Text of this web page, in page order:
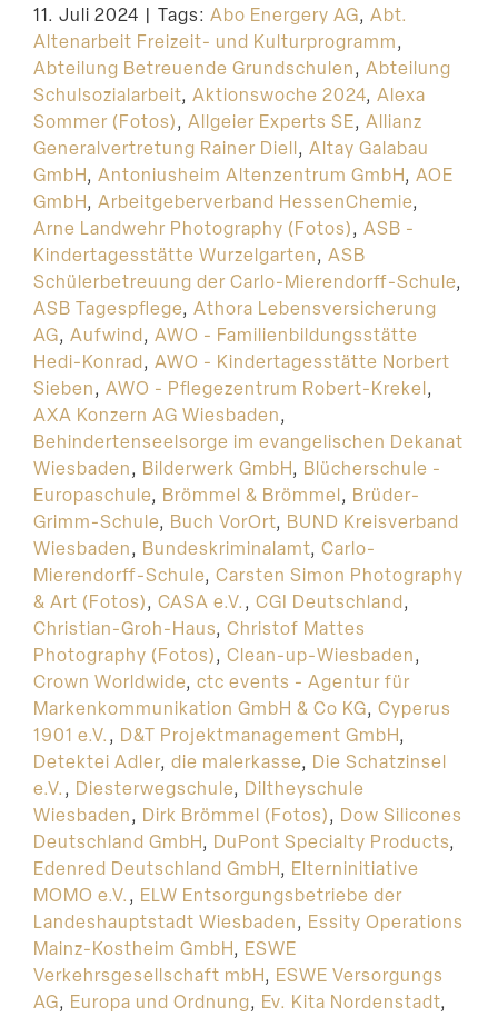
Suche
11. Juli 2024 | Tags: Abo Energery AG, Abt.
Altenarbeit Freizeit- und Kulturprogramm,
Abteilung Betreuende Grundschulen, Abteilung
Schulsozialarbeit, Aktionswoche 2024, Alexa
Sommer (Fotos), Allgeier Experts SE, Allianz
Generalvertretung Rainer Diell, Altay Galabau
GmbH, Antoniusheim Altenzentrum GmbH, AOE
GmbH, Arbeitgeberverband HessenChemie,
Arne Landwehr Photography (Fotos), ASB -
Kindertagesstätte Wurzelgarten, ASB
Schülerbetreuung der Carlo-Mierendorff-Schule,
ASB Tagespflege, Athora Lebensversicherung
AG, Aufwind, AWO - Familienbildungsstätte
Hedi-Konrad, AWO - Kindertagesstätte Norbert
Sieben, AWO - Pflegezentrum Robert-Krekel,
AXA Konzern AG Wiesbaden,
Behindertenseelsorge im evangelischen Dekanat
Wiesbaden, Bilderwerk GmbH, Blücherschule -
Europaschule, Brömmel & Brömmel, Brüder-
Grimm-Schule, Buch VorOrt, BUND Kreisverband
Wiesbaden, Bundeskriminalamt, Carlo-
Mierendorff-Schule, Carsten Simon Photography
& Art (Fotos), CASA e.V., CGI Deutschland,
Christian-Groh-Haus, Christof Mattes
Photography (Fotos), Clean-up-Wiesbaden,
Crown Worldwide, ctc events - Agentur für
Markenkommunikation GmbH & Co KG, Cyperus
1901 e.V., D&T Projektmanagement GmbH,
Detektei Adler, die malerkasse, Die Schatzinsel
e.V., Diesterwegschule, Diltheyschule
Wiesbaden, Dirk Brömmel (Fotos), Dow Silicones
Deutschland GmbH, DuPont Specialty Products,
Edenred Deutschland GmbH, Elterninitiative
MOMO e.V., ELW Entsorgungsbetriebe der
Landeshauptstadt Wiesbaden, Essity Operations
Mainz-Kostheim GmbH, ESWE
Verkehrsgesellschaft mbH, ESWE Versorgungs
AG, Europa und Ordnung, Ev. Kita Nordenstadt,